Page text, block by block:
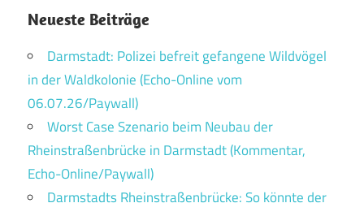
Neueste Beiträge
Darmstadt: Polizei befreit gefangene Wildvögel
in der Waldkolonie (Echo-Online vom
06.07.26/Paywall)
Worst Case Szenario beim Neubau der
Rheinstraßenbrücke in Darmstadt (Kommentar,
Echo-Online/Paywall)
Darmstadts Rheinstraßenbrücke: So könnte der